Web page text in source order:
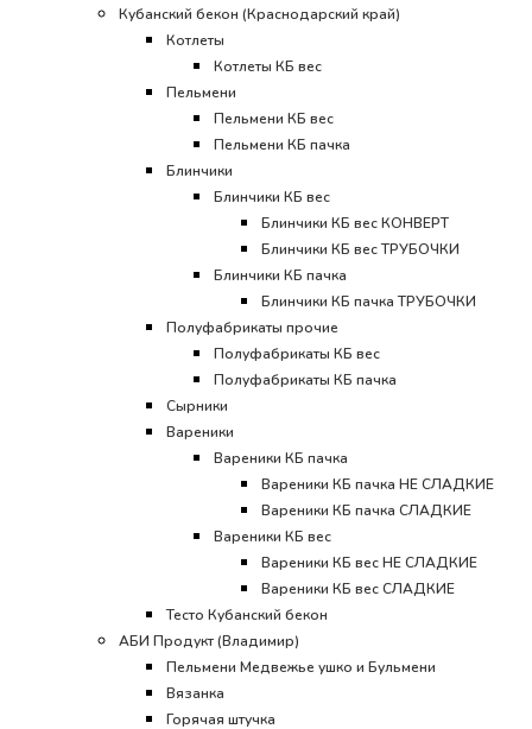
Кубанский бекон (Краснодарский край)
Котлеты
Котлеты КБ вес
Пельмени
Пельмени КБ вес
Пельмени КБ пачка
Блинчики
Блинчики КБ вес
Блинчики КБ вес КОНВЕРТ
Блинчики КБ вес ТРУБОЧКИ
Блинчики КБ пачка
Блинчики КБ пачка ТРУБОЧКИ
Полуфабрикаты прочие
Полуфабрикаты КБ вес
Полуфабрикаты КБ пачка
Сырники
Вареники
Вареники КБ пачка
Вареники КБ пачка НЕ СЛАДКИЕ
Вареники КБ пачка СЛАДКИЕ
Вареники КБ вес
Вареники КБ вес НЕ СЛАДКИЕ
Вареники КБ вес СЛАДКИЕ
Тесто Кубанский бекон
АБИ Продукт (Владимир)
Пельмени Медвежье ушко и Бульмени
Вязанка
Горячая штучка